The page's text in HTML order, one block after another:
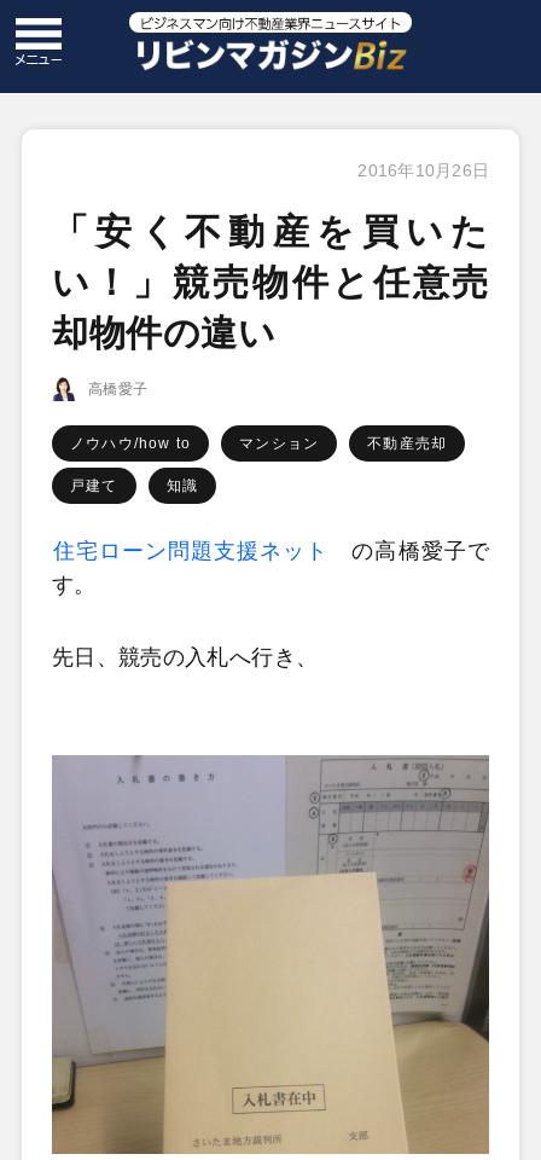
2016年10月26日
「安く不動産を買いた
い！」競売物件と任意売
却物件の違い
高橋愛子
ノウハウ/how to マンション 不動産売却
戸建て 知識
住宅ローン問題支援ネット
の高橋愛子で
す。
先日、競売の入札へ行き、